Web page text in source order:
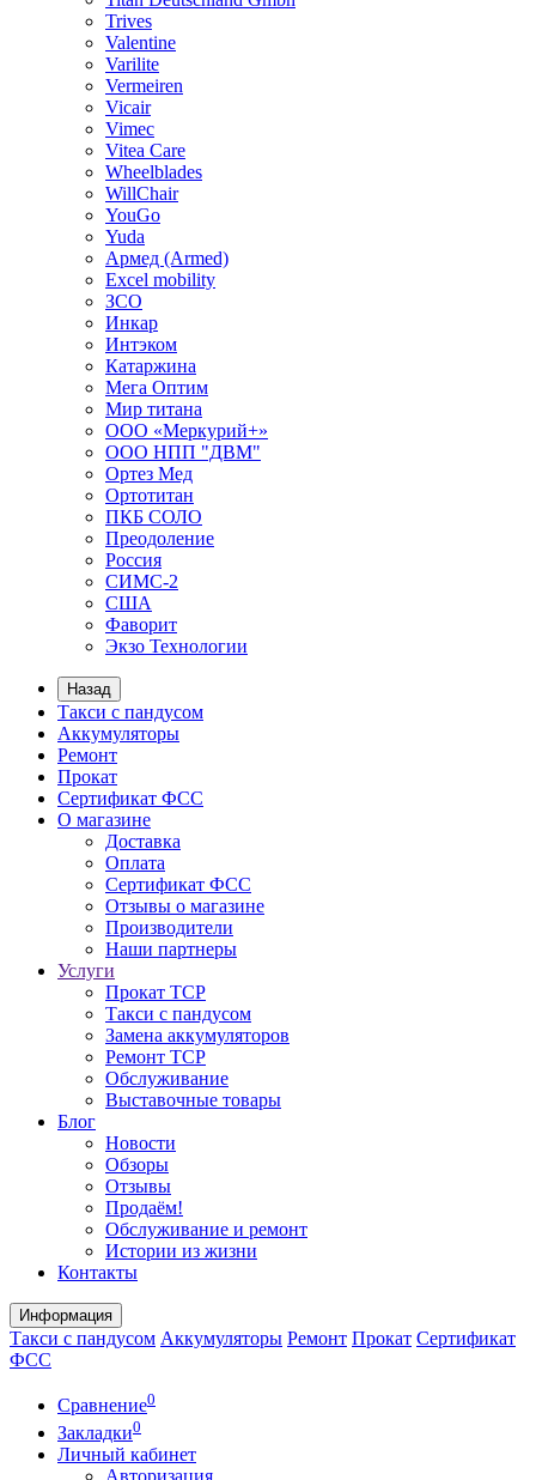
Trives
Valentine
Varilite
Vermeiren
Vicair
Vimec
Vitea Care
Wheelblades
WillChair
YouGo
Yuda
Армед (Armed)
Еxcel mobility
ЗСО
Инкар
Интэком
Катаржина
Мега Оптим
Мир титана
ООО «Меркурий+»
ООО НПП "ДВМ"
Ортез Мед
Ортотитан
ПКБ СОЛО
Преодоление
Россия
СИМС-2
США
Фаворит
Экзо Технологии
Назад
Такси с пандусом
Аккумуляторы
Ремонт
Прокат
Сертификат ФСС
О магазине
Доставка
Оплата
Сертификат ФСС
Отзывы о магазине
Производители
Наши партнеры
Услуги
Прокат ТСР
Такси с пандусом
Замена аккумуляторов
Ремонт ТСР
Обслуживание
Выставочные товары
Блог
Новости
Обзоры
Отзывы
Продаём!
Обслуживание и ремонт
Истории из жизни
Контакты
Информация
Такси с пандусом Аккумуляторы Ремонт Прокат Сертификат
ФСС
Сравнение0
Закладки0
Личный кабинет
Авторизация